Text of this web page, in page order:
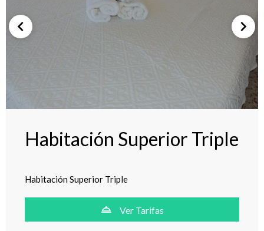
Habitación Superior Triple
Habitación Superior Triple
Ver Tarifas